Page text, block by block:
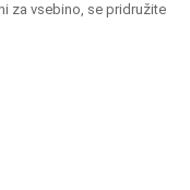
za vsebino, se pridružite